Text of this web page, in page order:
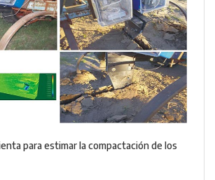
para estimar la compactación de los